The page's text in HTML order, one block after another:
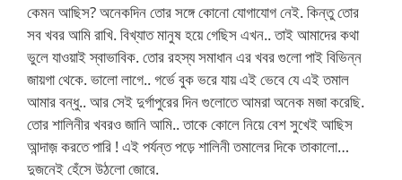
কেমন আছিস? অনেকদিন তোর সঙ্গে কোনো যোগাযোগ নেই. কিন্তু তোর
সব খবর আমি রাখি. বিখ্যাত মানুষ হয়ে গেছিস এখন.. তাই আমাদের কথা
ভুলে যাওয়াই স্বাভাবিক. তোর রহস্য সমাধান এর খবর গুলো পাই বিভিন্ন
জায়গা থেকে. ভালো লাগে.. গর্ভে বুক ভরে যায় এই ভেবে যে এই তমাল
আমার বন্ধু.. আর সেই দুর্গাপুরের দিন গুলোতে আমরা অনেক মজা করেছি.
তোর শালিনীর খবরও জানি আমি.. তাকে কোলে নিয়ে বেশ সুখেই আছিস
আন্দাজ় করতে পারি ! এই পর্যন্ত পড়ে শালিনী তমালের দিকে তাকালো…
দুজনেই হেঁসে উঠলো জোরে.